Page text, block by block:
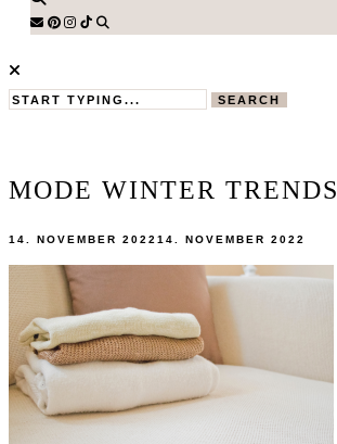
SEARCH
MODE WINTER TRENDS
14. NOVEMBER 2022 14. NOVEMBER 2022